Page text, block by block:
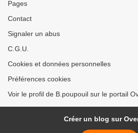
Pages
Contact
Signaler un abus
C.G.U.
Cookies et données personnelles
Préférences cookies
Voir le profil de B.poupouil sur le portail
Créer un blog sur